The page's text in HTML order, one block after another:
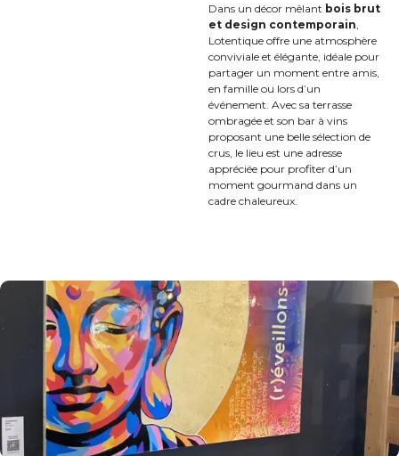
Dans un décor mêlant bois brut
et design contemporain,
Lotentique offre une atmosphère
conviviale et élégante, idéale pour
partager un moment entre amis,
en famille ou lors d’un
événement. Avec sa terrasse
ombragée et son bar à vins
proposant une belle sélection de
crus, le lieu est une adresse
appréciée pour profiter d’un
moment gourmand dans un
cadre chaleureux.